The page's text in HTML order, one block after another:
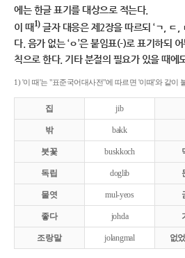
에는 한글 표기를 대상으로 적는다.
이 때1)글자 대응은 제2장을 따르되 ‘ㄱ, ㄷ,
다. 음가 없는 ‘ㅇ’은 붙임표(-)로 표기하되
칙으로 한다. 기타 분절의 필요가 있을 때에
1) '이 때'는 "표준국어대사전"에 따르면 '이때'와 같이
집 jib
밖 bakk
붓꽃 buskkoch
독립 doglib
물엿 mul-yeos
좋다 johda
조랑말 jolangmal 없